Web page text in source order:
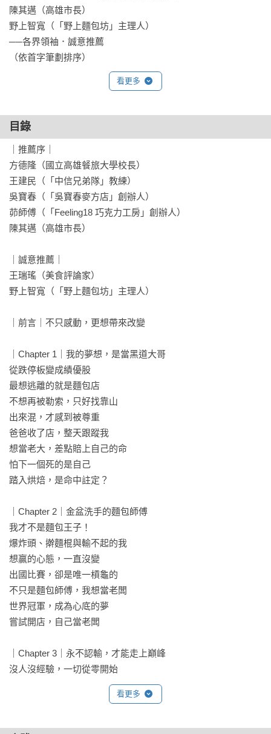
陳其邁（高雄市長）
野上智寬（「野上麵包坊」主理人）
──各界領袖．誠意推薦
（依首字筆劃排序）
看更多
目錄
｜推薦序｜
方德隆（國立高雄餐旅大學校長）
王建民（「中信兄弟隊」教練）
吳寶春（「吳寶春麥方店」創辦人）
茆師傅（「Feeling18 巧克力工房」創辦人）
陳其邁（高雄市長）
｜誠意推薦｜
王瑞瑤（美食評論家）
野上智寬（「野上麵包坊」主理人）
｜前言｜不只感動，更想帶來改變
｜Chapter 1｜我的夢想，是當黑道大哥
從跌停板變成績優股
最想逃離的就是麵包店
不想再被勒索，只好找靠山
出來混，才感到被尊重
爸爸收了店，整天跟蹤我
想當老大，差點賠上自己的命
怕下一個死的是自己
踏入烘焙，是命中註定？
｜Chapter 2｜金盆洗手的麵包師傅
我才不是麵包王子！
爆炸頭、擀麵棍與輸不起的我
想贏的心態，一直沒變
出國比賽，卻是唯一槓龜的
不只是麵包師傅，我想當老闆
世界冠軍，成為心底的夢
嘗試開店，自己當老闆
｜Chapter 3｜永不認輸，才能走上巔峰
沒人沒經驗，一切從零開始
把生命經驗，融入藝術麵包
首次參賽，就用臺灣文化震撼世界
我只想知道自己輸在哪
看更多